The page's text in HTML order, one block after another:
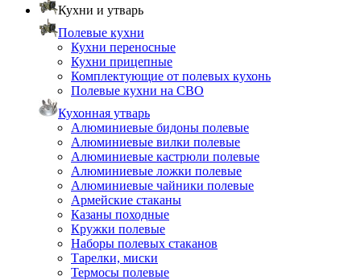
Кухни и утварь
Полевые кухни
Кухни переносные
Кухни прицепные
Комплектующие от полевых кухонь
Полевые кухни на СВО
Кухонная утварь
Алюминиевые бидоны полевые
Алюминиевые вилки полевые
Алюминиевые кастрюли полевые
Алюминиевые ложки полевые
Алюминиевые чайники полевые
Армейские стаканы
Казаны походные
Кружки полевые
Наборы полевых стаканов
Тарелки, миски
Термосы полевые